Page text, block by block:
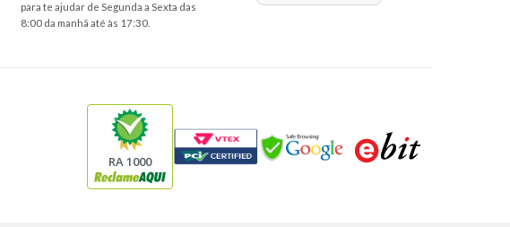
para te ajudar de Segunda a Sexta das
8:00 da manhã até às 17:30.
RA 1000